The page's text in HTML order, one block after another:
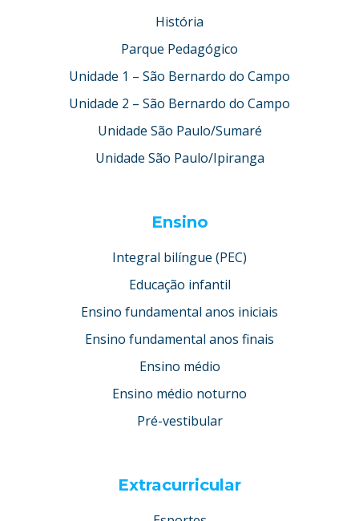
História
Parque Pedagógico
Unidade 1 – São Bernardo do Campo
Unidade 2 – São Bernardo do Campo
Unidade São Paulo/Sumaré
Unidade São Paulo/Ipiranga
Ensino
Integral bilíngue (PEC)
Educação infantil
Ensino fundamental anos iniciais
Ensino fundamental anos finais
Ensino médio
Ensino médio noturno
Pré-vestibular
Extracurricular